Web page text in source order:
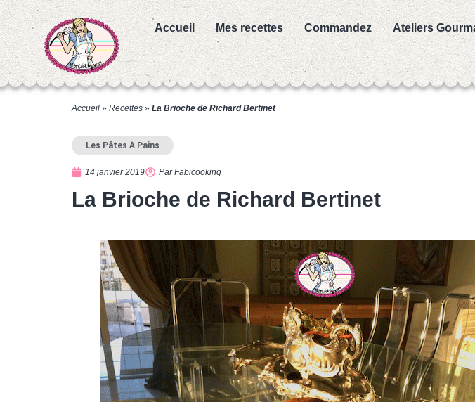
Accueil Mes recettes Commandez Ateliers
Accueil » Recettes » La Brioche de Richard Bertinet
Les Pâtes À Pains
14 janvier 2019 ParFabicooking
La Brioche de Richard Bertinet